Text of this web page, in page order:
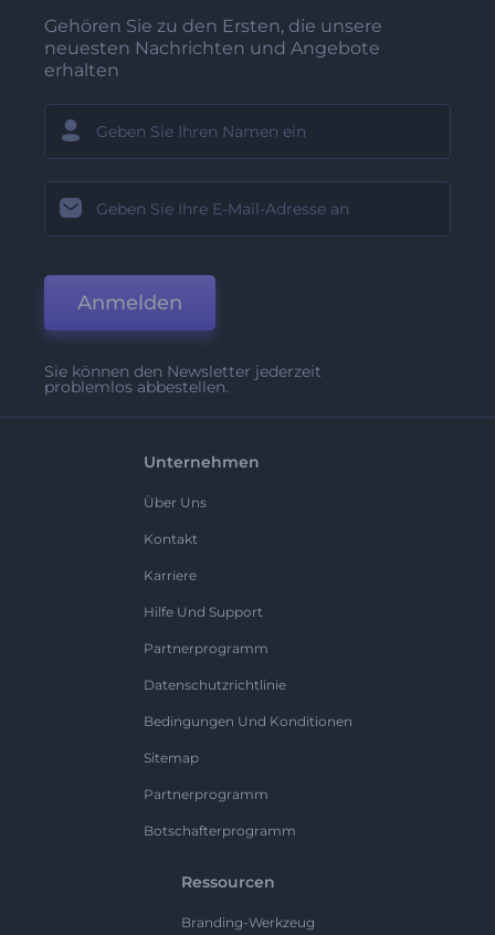
Gehören Sie zu den Ersten, die unsere
neuesten Nachrichten und Angebote
erhalten
Anmelden
Sie können den Newsletter jederzeit
problemlos abbestellen.
Unternehmen
Über Uns
Kontakt
Karriere
Hilfe Und Support
Partnerprogramm
Datenschutzrichtlinie
Bedingungen Und Konditionen
Sitemap
Partnerprogramm
Botschafterprogramm
Ressourcen
Branding-Werkzeug